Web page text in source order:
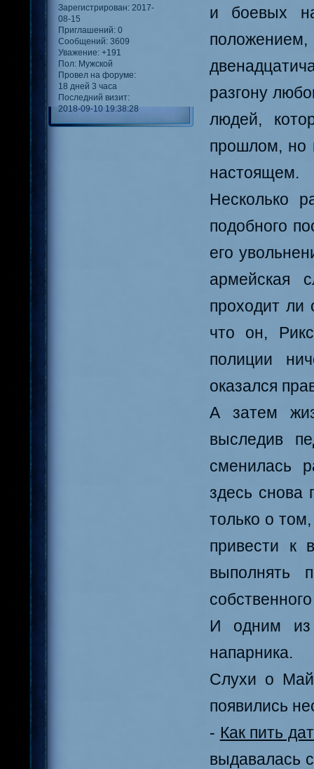
Зарегистрирован: 2017-
08-15
Приглашений: 0
Сообщений: 3609
Уважение: +191
Пол: Мужской
Провел на форуме:
18 дней 3 часа
Последний визит:
2018-09-10 19:38:28
и боевых
разгону
людей,
прошлом, но
настоящем.
Несколько
подобного
его
армейская
проходит ли
что он,
полиции
оказался
А затем
выследив
сменилась
здесь снова
только о
привести к
выполнять
И одним из
напарника.
Слухи о
появились
- Как пить
выдавалась